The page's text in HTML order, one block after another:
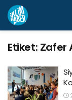
Etiket: Zafer